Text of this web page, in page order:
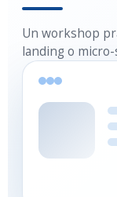
Un workshop
landing o